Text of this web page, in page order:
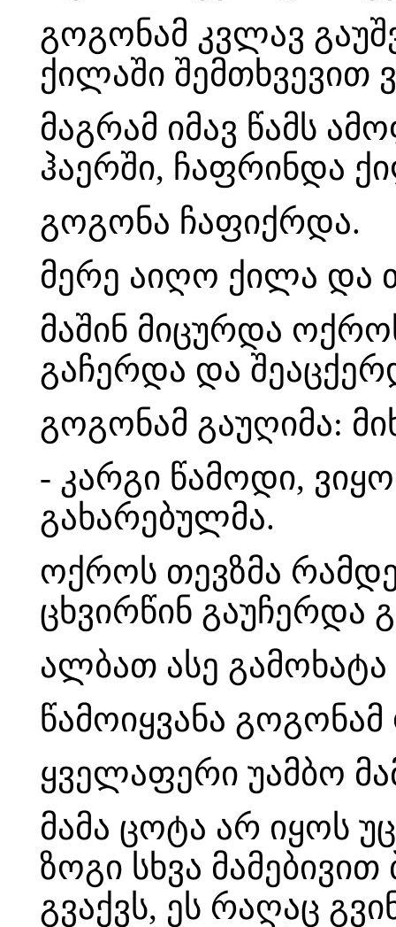
გოგონამ კვლავ
ქილაში შემთხვევით
მაგრამ იმავ წამს
ჰაერში, ჩაფრინდა
გოგონა ჩაფიქრდა.
მერე აიღო ქილა და
მაშინ მიცურდა
გაჩერდა და
გოგონამ გაუღიმა:
- კარგი წამოდი,
გახარებულმა.
ოქროს თევზმა
ცხვირწინ გაუჩერდა
ალბათ ასე
წამოიყვანა
ყველაფერი უამბო
მამა ცოტა არ იყოს
ზოგი სხვა
გვაქვს, ეს რაღაც